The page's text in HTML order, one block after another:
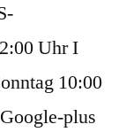
Uhr I
10:00
plus